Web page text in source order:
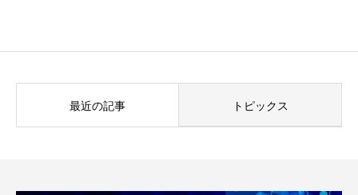
最近の記事 トピックス